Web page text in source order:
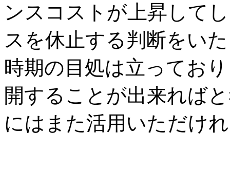
ンスコストが上昇して
スを休止する判断をい
時期の目処は立ってお
開することが出来れば
にはまた活用いただけ